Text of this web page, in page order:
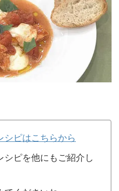
シピはこちらから
シピを他にもご紹介し